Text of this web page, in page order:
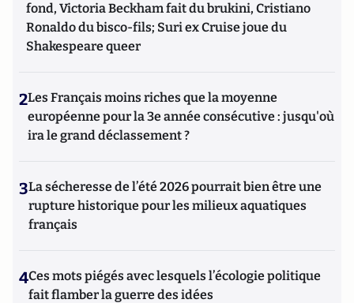
fond, Victoria Beckham fait du brukini, Cristiano
Ronaldo du bisco-fils; Suri ex Cruise joue du
Shakespeare queer
2Les Français moins riches que la moyenne
européenne pour la 3e année consécutive : jusqu'où
ira le grand déclassement ?
3La sécheresse de l’été 2026 pourrait bien être une
rupture historique pour les milieux aquatiques
français
4Ces mots piégés avec lesquels l’écologie politique
fait flamber la guerre des idées